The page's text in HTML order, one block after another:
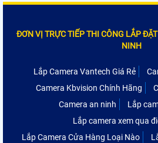
ĐƠN VỊ TRỰC TIẾP THI CÔNG LẮP
NINH
Lắp Camera Vantech Giá Rẻ
Camera Kbvision Chính Hãng
Camera an ninh
Lắp
Lắp camera xem qua
Lắp Camera Cửa Hàng Loại Nào